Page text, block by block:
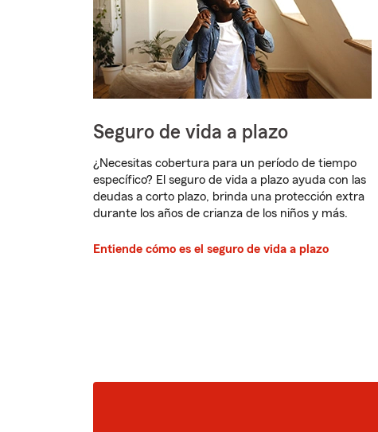
Seguro de vida a plazo
¿Necesitas cobertura para un período de tiempo
específico? El seguro de vida a plazo ayuda con las
deudas a corto plazo, brinda una protección extra
durante los años de crianza de los niños y más.
Entiende cómo es el seguro de vida a plazo